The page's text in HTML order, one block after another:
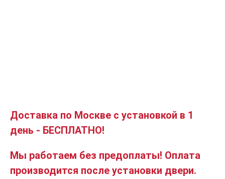
Доставка по Москве с установкой в 1
день - БЕСПЛАТНО!
Мы работаем без предоплаты! Оплата
производится после установки двери.